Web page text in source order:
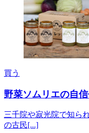
買う
野菜ソムリエの自
三千院や寂光院で知ら
の古民[...]